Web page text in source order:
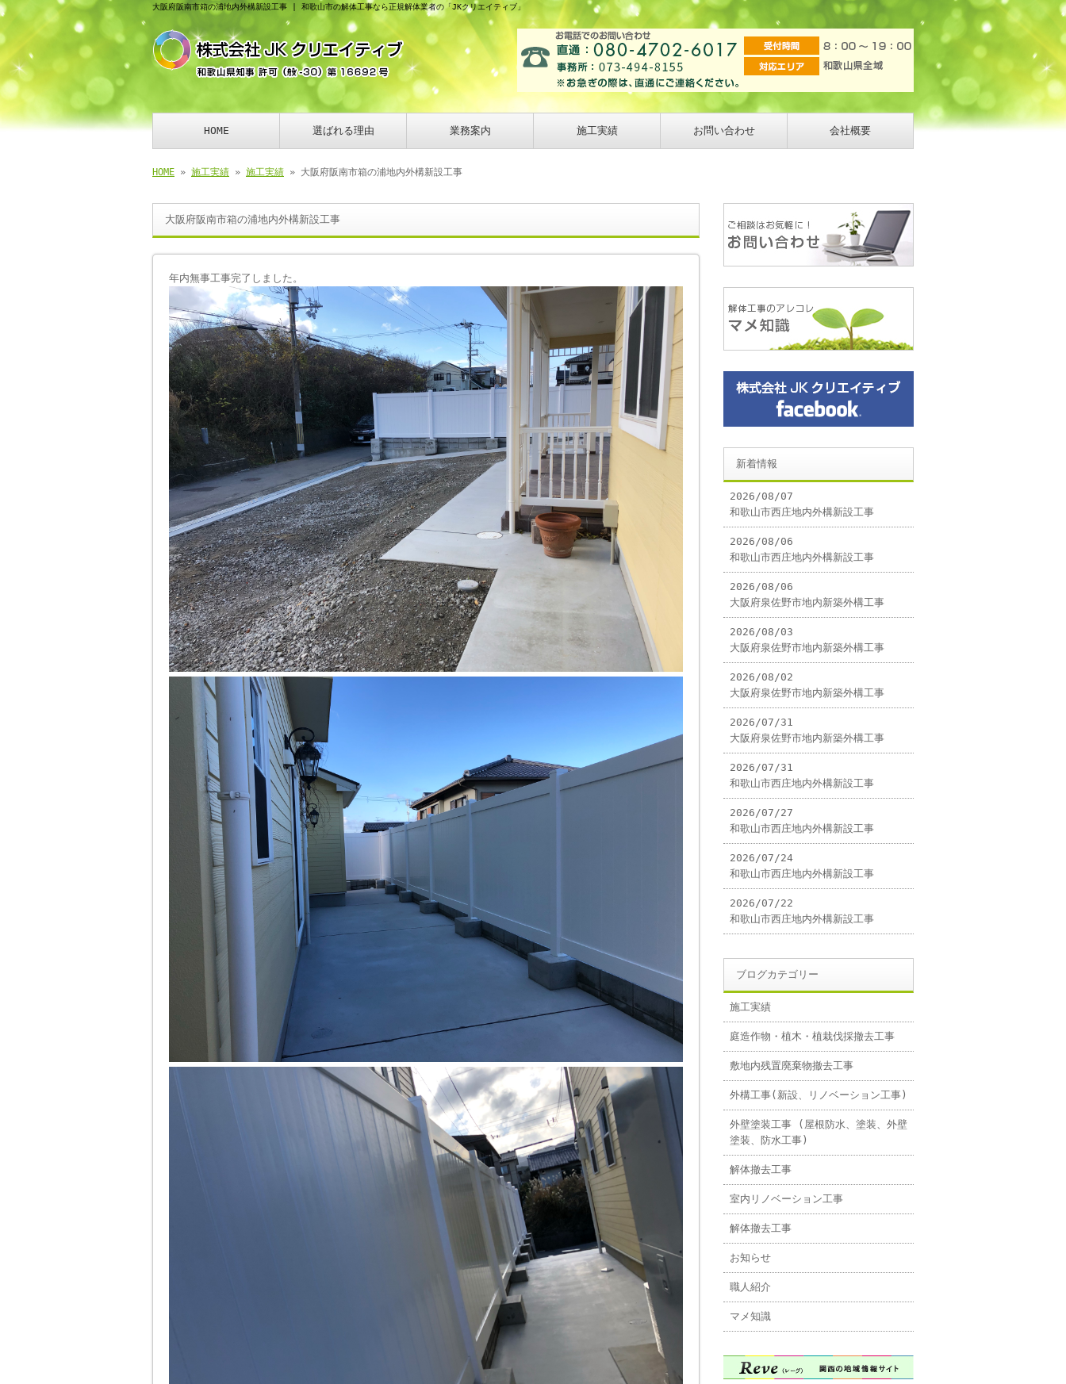
大阪府阪南市箱の浦地内外構新設工事 | 和歌山市の解体工事なら正規解体業者の「JKクリエイティブ」
HOME 選ばれる理由 業務案内 施工実績 お問い合わせ 会社概要
HOME » 施工実績 » 施工実績 » 大阪府阪南市箱の浦地内外構新設工事
大阪府阪南市箱の浦地内外構新設工事
年内無事工事完了しました。
新着情報
2026/08/07
和歌山市西庄地内外構新設工事
2026/08/06
和歌山市西庄地内外構新設工事
2026/08/06
大阪府泉佐野市地内新築外構工事
2026/08/03
大阪府泉佐野市地内新築外構工事
2026/08/02
大阪府泉佐野市地内新築外構工事
2026/07/31
大阪府泉佐野市地内新築外構工事
2026/07/31
和歌山市西庄地内外構新設工事
2026/07/27
和歌山市西庄地内外構新設工事
2026/07/24
和歌山市西庄地内外構新設工事
2026/07/22
和歌山市西庄地内外構新設工事
ブログカテゴリー
施工実績
庭造作物・植木・植栽伐採撤去工事
敷地内残置廃棄物撤去工事
外構工事(新設、リノベーション工事)
外壁塗装工事 (屋根防水、塗装、外壁
塗装、防水工事)
解体撤去工事
室内リノベーション工事
解体撤去工事
お知らせ
職人紹介
マメ知識